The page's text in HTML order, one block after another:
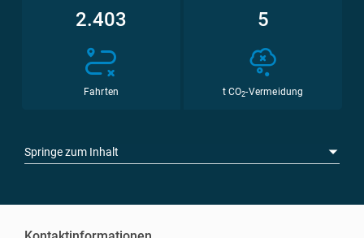
2.403
Fahrten
5
t CO2-Vermeidung
Springe zum Inhalt